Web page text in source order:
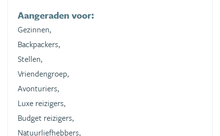
Aangeraden voor:
Gezinnen,
Backpackers,
Stellen,
Vriendengroep,
Avonturiers,
Luxe reizigers,
Budget reizigers,
Natuurliefhebbers,